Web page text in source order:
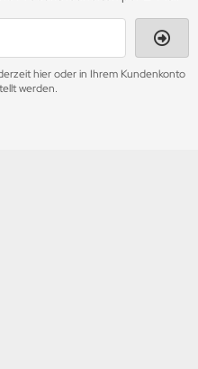
hier oder in Ihrem Kundenkonto
werden.